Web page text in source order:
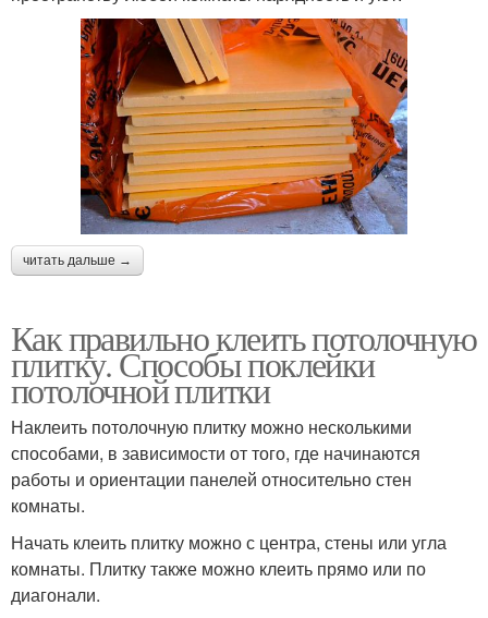
читать дальше →
Как правильно клеить потолочную
плитку. Способы поклейки
потолочной плитки
Наклеить потолочную плитку можно несколькими
способами, в зависимости от того, где начинаются
работы и ориентации панелей относительно стен
комнаты.
Начать клеить плитку можно с центра, стены или угла
комнаты. Плитку также можно клеить прямо или по
диагонали.